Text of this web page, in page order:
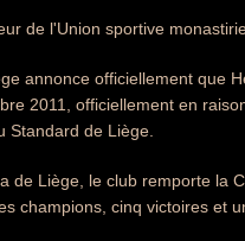
de l'Union sportive
annonce officiellement que
2011, officiellement en
Standard de Liège.
de Liège, le club remporte la
champions, cinq victoires et